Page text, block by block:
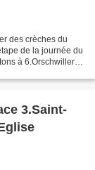
des crèches du
de la journée du
à 6.Orschwiller
3.Saint-